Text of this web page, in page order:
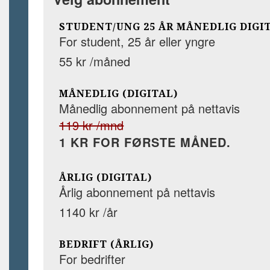
STUDENT/UNG 25 ÅR MÅNEDLIG
For student, 25 år eller yngre
55 kr /måned
MÅNEDLIG (DIGITAL)
Månedlig abonnement på nettavis
119 kr /mnd
1 KR FOR FØRSTE MÅNED.
ÅRLIG (DIGITAL)
Årlig abonnement på nettavis
1140 kr /år
BEDRIFT (ÅRLIG)
For bedrifter